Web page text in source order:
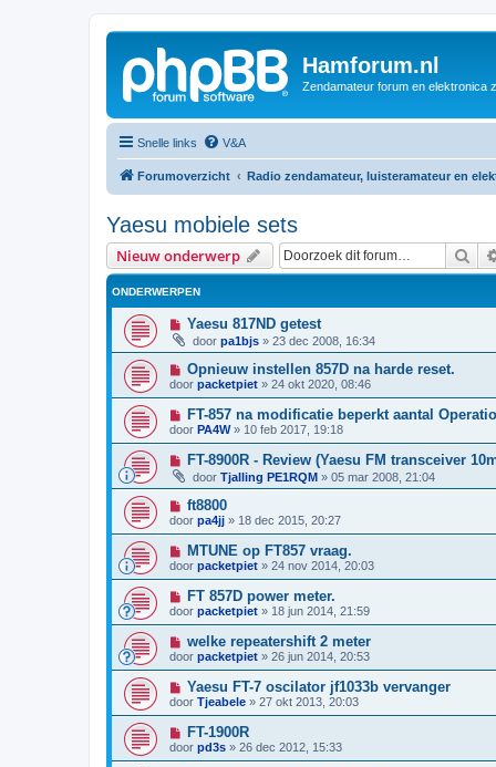
Hamforum.nl
Zendamateur forum en elektronica
Snelle links V&A
Forumoverzicht Radio zendamateur, luisteramateur en
Yaesu mobiele sets
Nieuw onderwerp
ONDERWERPEN
Yaesu 817ND getest
door pa1bjs » 23 dec 2008, 16:34
Opnieuw instellen 857D na harde reset.
door packetpiet » 24 okt 2020, 08:46
FT-857 na modificatie beperkt aantal
door PA4W» 10 feb 2017, 19:18
FT-8900R - Review (Yaesu FM transceiver
door Tjalling PE1RQM » 05 mar 2008, 21:04
ft8800
door pa4jj » 18 dec 2015, 20:27
MTUNE op FT857 vraag.
door packetpiet » 24 nov 2014, 20:03
FT 857D power meter.
door packetpiet » 18 jun 2014, 21:59
welke repeatershift 2 meter
door packetpiet » 26 jun 2014, 20:53
Yaesu FT-7 oscilator jf1033b vervanger
door Tjeabele » 27 okt 2013, 20:03
FT-1900R
door pd3s » 26 dec 2012, 15:33